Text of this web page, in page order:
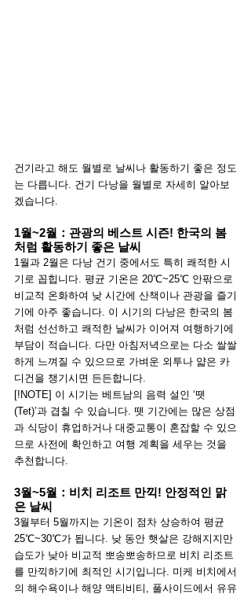
건기라고 해도 월별로 날씨나 활동하기 좋은 정도
는 다릅니다. 건기 다낭을 월별로 자세히 알아보
겠습니다.
1월~2월：관광의 베스트 시즌! 한국의 봄
처럼 활동하기 좋은 날씨
1월과 2월은 다낭 건기 중에서도 특히 쾌적한 시
기로 꼽힙니다. 평균 기온은 20℃~25℃ 안팎으로
비교적 온화하여 낮 시간에 산책이나 관광을 즐기
기에 아주 좋습니다. 이 시기의 다낭은 한국의 봄
처럼 선선하고 쾌적한 날씨가 이어져 여행하기에
부담이 적습니다. 다만 아침저녁으로는 다소 쌀쌀
하게 느껴질 수 있으므로 가벼운 외투나 얇은 카
디건을 챙기시면 든든합니다.
[!NOTE] 이 시기는 베트남의 음력 설인 ‘뗏
(Tet)’과 겹칠 수 있습니다. 뗏 기간에는 많은 상점
과 식당이 휴업하거나 대중교통이 혼잡할 수 있으
므로 사전에 확인하고 여행 계획을 세우는 것을
추천합니다.
3월~5월：비치 리조트 만끽! 안정적인 맑
은 날씨
3월부터 5월까지는 기온이 점차 상승하여 평균
25℃~30℃가 됩니다. 낮 동안 햇살은 강해지지만
습도가 낮아 비교적 뽀송뽀송하므로 비치 리조트
를 만끽하기에 최적인 시기입니다. 미케 비치에서
의 해수욕이나 해양 액티비티, 풀사이드에서 유유